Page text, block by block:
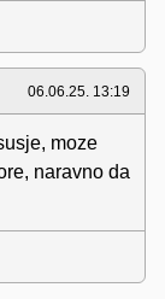
06.06.25. 13:19
moze
naravno da